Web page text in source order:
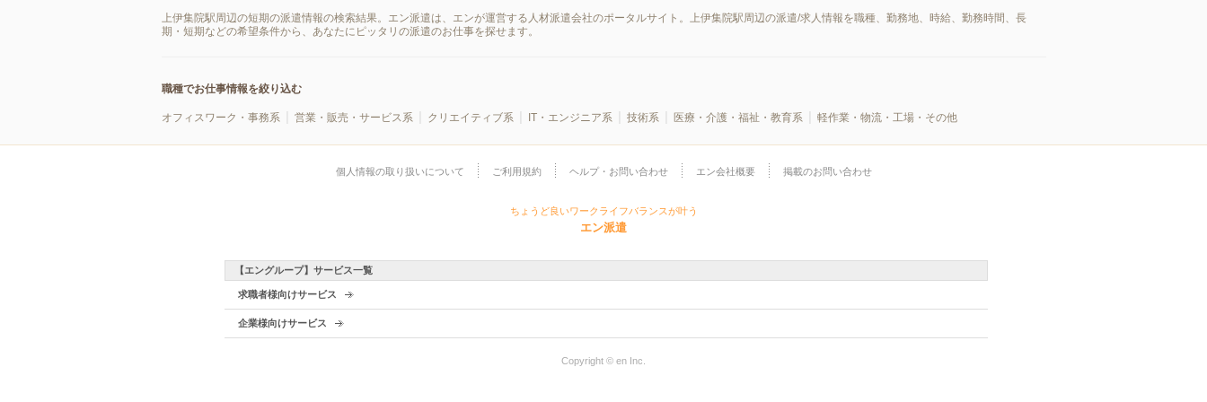
上伊集院駅周辺の短期の派遣情報の検索結果。エン派遣は、エンが運営する人材派遣会社のポータルサイト。上伊集院駅周辺の派遣/求人情報を職種、勤務地、時給、勤務時間、長
期・短期などの希望条件から、あなたにピッタリの派遣のお仕事を探せます。
職種でお仕事情報を絞り込む
オフィスワーク・事務系 営業・販売・サービス系 クリエイティブ系 IT・エンジニア系 技術系 医療・介護・福祉・教育系 軽作業・物流・工場・その他
個人情報の取り扱いについて ご利用規約 ヘルプ・お問い合わせ エン会社概要 掲載のお問い合わせ
ちょうど良いワークライフバランスが叶う
エン派遣
【エングループ】サービス一覧
求職者様向けサービス
企業様向けサービス
Copyright © en Inc.